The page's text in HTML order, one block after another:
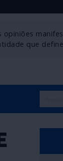
opiniões
que